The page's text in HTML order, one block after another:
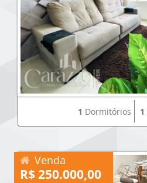
1 Dormitórios 1
Venda
R$ 250.000,00